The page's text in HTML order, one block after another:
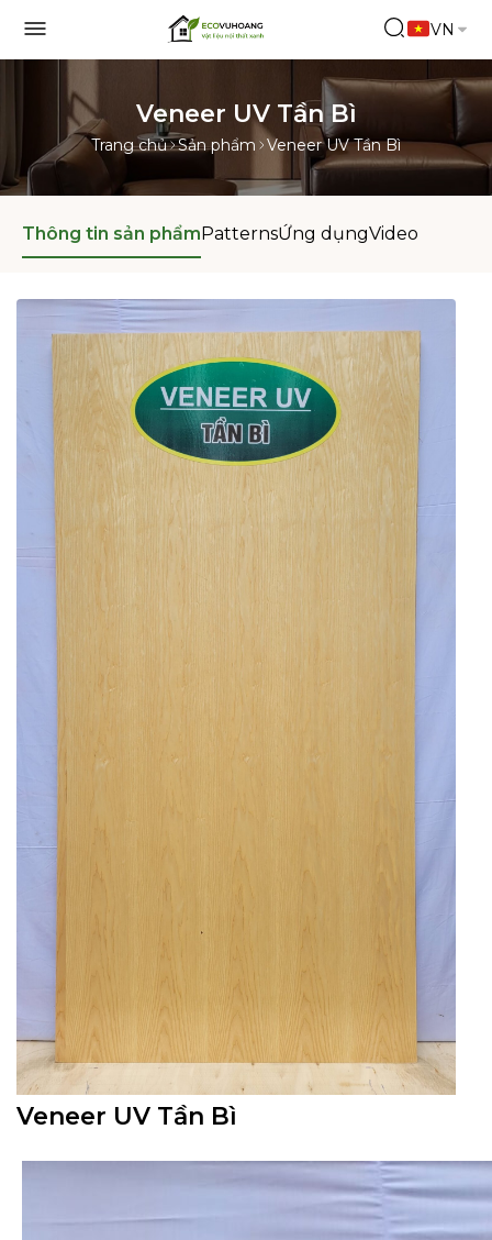
VN
Veneer UV Tần Bì
Trang chủ Sản phẩm Veneer UV Tần Bì
Thông tin sản phẩm PatternsỨng dụngVideo
Veneer UV Tần Bì